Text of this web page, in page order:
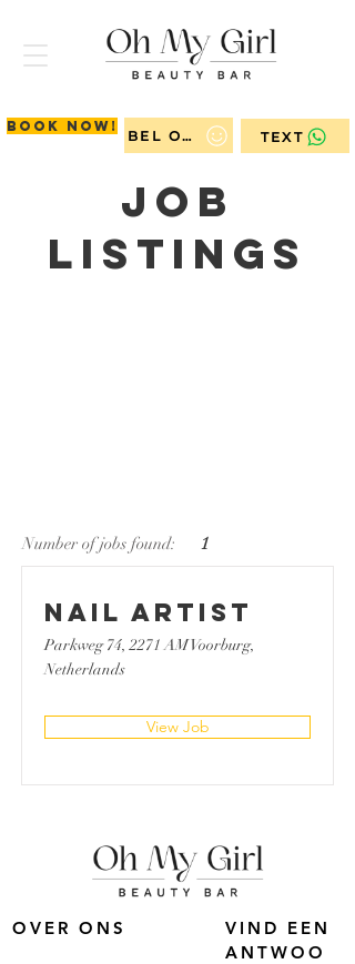
BEL ONS TEXT
Book now!
Job
Listings
Number of jobs found: 1
Nail Artist
Parkweg 74, 2271 AM Voorburg,
Netherlands
View Job
OVER ONS
VIND EEN
ANTWOO